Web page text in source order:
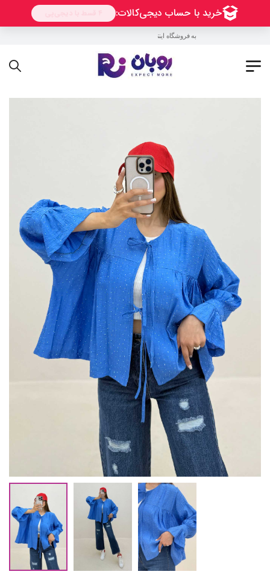
به فروشگاه اینترنتی روبان خوش آمدید !